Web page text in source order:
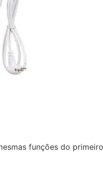
funções do